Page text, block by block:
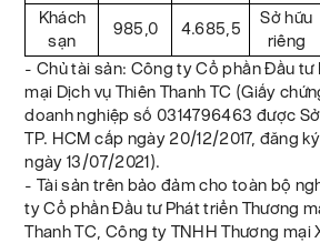
Khách
sạn
985,0 4.685,5
Sở hữu
riêng
- Chủ tài sản: Công ty Cổ phần Đầu tư
mại Dịch vụ Thiên Thanh TC (Giấy
doanh nghiệp số 0314796463 được
TP. HCM cấp ngày 20/12/2017, đăng
ngày 13/07/2021).
- Tài sản trên bảo đảm cho toàn bộ
ty Cổ phần Đầu tư Phát triển Thương
Thanh TC, Công ty TNHH Thương mại